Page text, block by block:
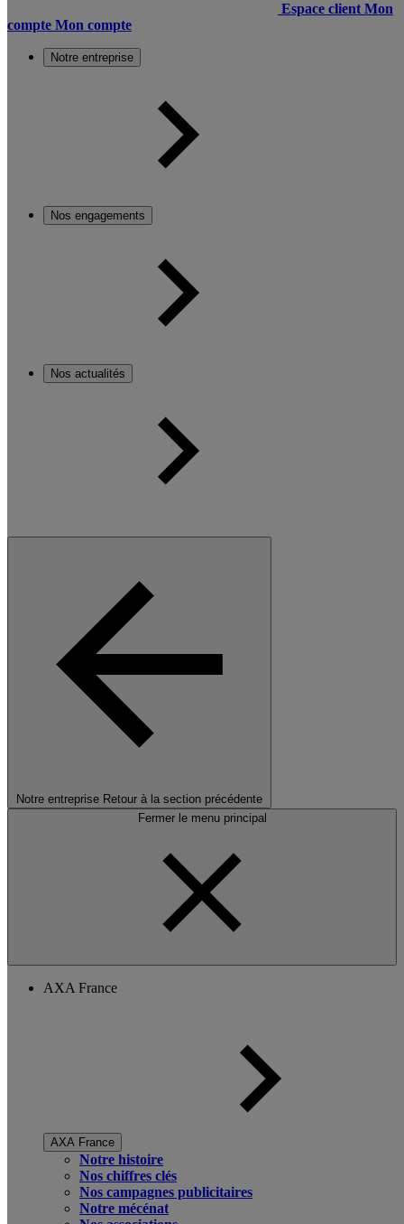
Espace client Mon
compte Mon compte
Notre entreprise
Nos engagements
Nos actualités
Notre entreprise Retour à la section précédente
Fermer le menu principal
AXA France
AXA France
Notre histoire
Nos chiffres clés
Nos campagnes publicitaires
Notre mécénat